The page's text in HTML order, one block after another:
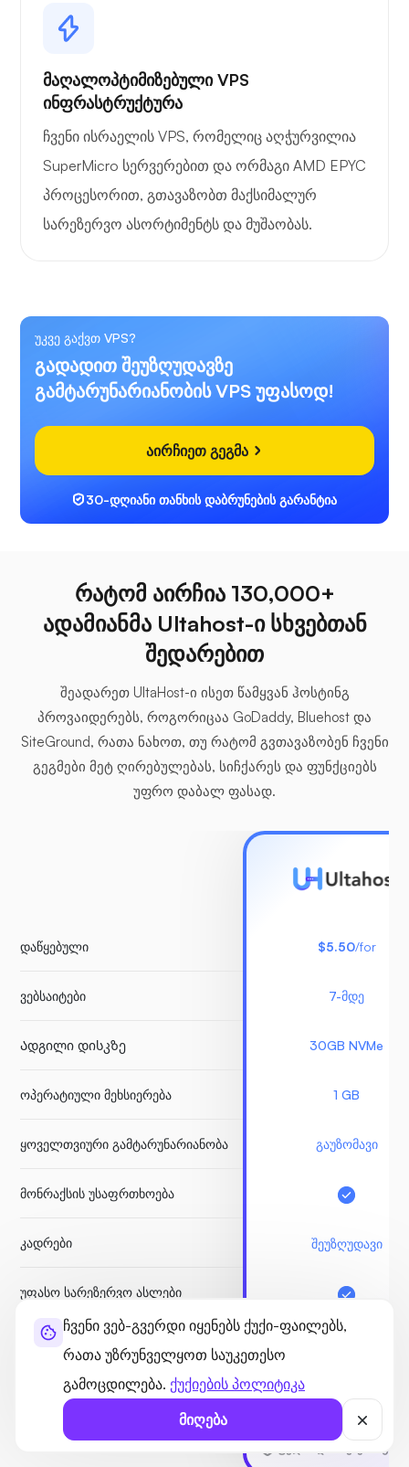
ჩვენი ვებ-გვერდი იყენებს ქუქი-ფაილებს,
რათა უზრუნველყოთ საუკეთესო
გამოცდილება. ქუქიების პოლიტიკა
მიღება
მაღალოპტიმიზებული VPS
ინფრასტრუქტურა
ჩვენი ისრაელის VPS, რომელიც აღჭურვილია
SuperMicro სერვერებით და ორმაგი AMD EPYC
პროცესორით, გთავაზობთ მაქსიმალურ
სარეზერვო ასორტიმენტს და მუშაობას.
უკვე გაქვთ VPS?
გადადით შეუზღუდავზე
გამტარუნარიანობის VPS უფასოდ!
აირჩიეთ გეგმა
30-დღიანი თანხის დაბრუნების გარანტია
რატომ აირჩია 130,000+
ადამიანმა Ultahost-ი სხვებთან
შედარებით
შეადარეთ UltaHost-ი ისეთ წამყვან ჰოსტინგ
პროვაიდერებს, როგორიცაა GoDaddy, Bluehost და
SiteGround, რათა ნახოთ, თუ რატომ გვთავაზობენ ჩვენი
გეგმები მეტ ღირებულებას, სიჩქარეს და ფუნქციებს
უფრო დაბალ ფასად.
დაწყებული
ვებსაიტები
Ადგილი დისკზე
ოპერატიული მეხსიერება
ყოველთვიური გამტარუნარიანობა
მონრაქსის უსაფრთხოება
კადრები
უფასო სარეზერვო ასლები
Node.js Socket
$5.50/for
7-მდე
30GB NVMe
1 GB
გაუზომავი
შეუზღუდავი
ᲓᲐᲘᲬᲧᲔ
ფულის დაბრუნების